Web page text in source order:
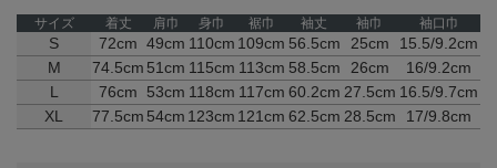
サイズ 着丈 肩巾 身巾 裾巾 袖丈 袖巾 袖口巾
S 72cm 49cm 110cm 109cm 56.5cm 25cm
15.5/9.2cm
M
74.5cm 51cm 115cm 113cm 58.5cm 26cm
16/9.2cm
L
76cm 53cm 118cm 117cm 60.2cm 27.5cm 16.5/9.7cm
XL
77.5cm 54cm 123cm 121cm 62.5cm 28.5cm 17/9.8cm